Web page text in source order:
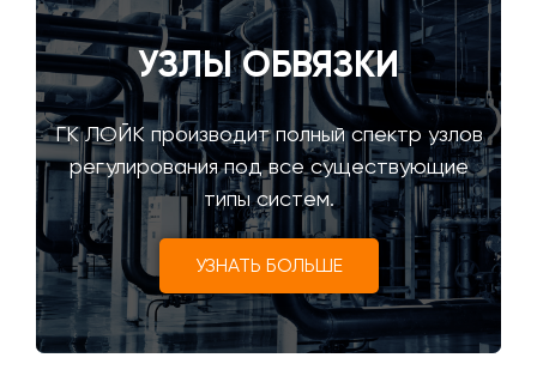
УЗЛЫ ОБВЯЗКИ
ГК ЛОЙК производит полный спектр узлов
регулирования под все существующие
типы систем.
УЗНАТЬ БОЛЬШЕ